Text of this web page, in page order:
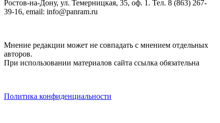
Ростов-на-Дону, ул. Темерницкая, 35, оф. 1. Тел. 8 (863) 267-
39-16, email: info@panram.ru
Мнение редакции может не совпадать с мнением отдельных
авторов.
При использовании материалов сайта ссылка обязательна
Политика конфиденциальности